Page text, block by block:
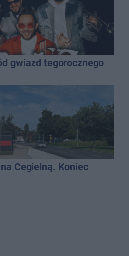
gwiazd tegorocznego
Cegielną. Koniec